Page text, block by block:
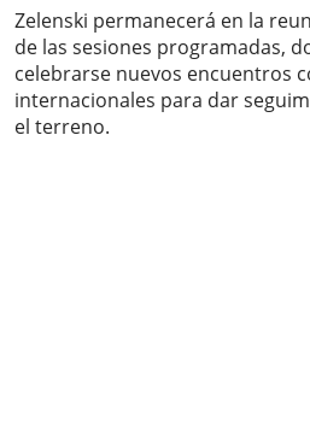
Zelenski permanecerá en la
de las sesiones programadas,
celebrarse nuevos encuentros
internacionales para dar
el terreno.